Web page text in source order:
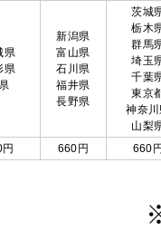
県
県
県
新潟県
富山県
石川県
福井県
長野県
茨城
栃木
群馬
埼玉
千葉
東京
神奈
山梨
660円 660